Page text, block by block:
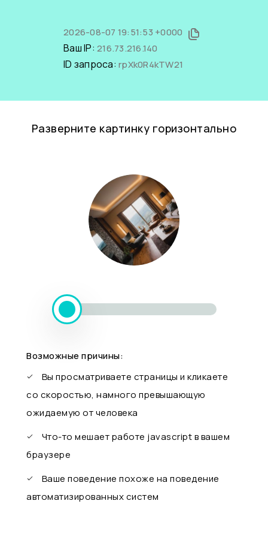
2026-08-07 19:51:53 +0000
Ваш IP: 216.73.216.140
ID запроса: rpXk0R4kTW21
Разверните картинку горизонтально
Возможные причины:
Вы просматриваете страницы и кликаете
со скоростью, намного превышающую
ожидаемую от человека
Что-то мешает работе javascript в вашем
браузере
Ваше поведение похоже на поведение
автоматизированных систем